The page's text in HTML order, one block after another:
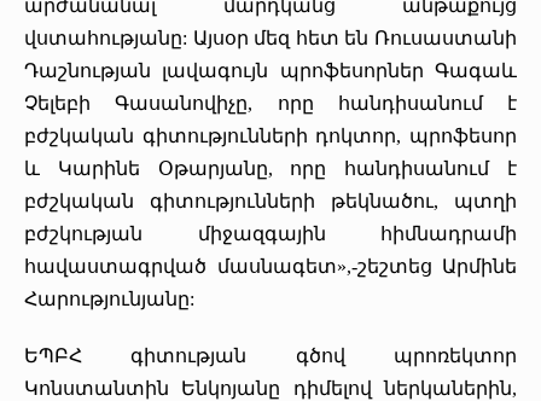
արժանանալ մարդկանց անթաքույց
վստահությանը: Այսօր մեզ հետ են Ռուսաստանի
Դաշնության լավագույն պրոֆեսորներ Գագաև
Չելեբի Գասանովիչը, որը հանդիսանում է
բժշկական գիտությունների դոկտոր, պրոֆեսոր
և Կարինե Օթարյանը, որը հանդիսանում է
բժշկական գիտությունների թեկնածու, պտղի
բժշկության միջազգային հիմնադրամի
հավաստագրված մասնագետ»,-շեշտեց Արմինե
Հարությունյանը:
ԵՊԲՀ գիտության գծով պրոռեկտոր
Կոնստանտին Ենկոյանը դիմելով ներկաներին,